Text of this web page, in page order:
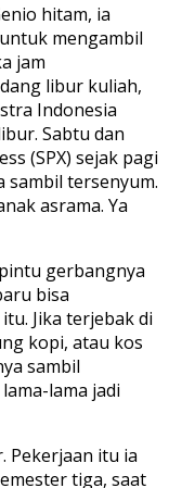
hitam, ia
mengambil
jam
libur kuliah,
Indonesia
Sabtu dan
(SPX) sejak pagi
sambil tersenyum.
asrama. Ya
gerbangnya
bisa
Jika terjebak di
kopi, atau kos
sambil
lama jadi
Pekerjaan itu ia
tiga, saat